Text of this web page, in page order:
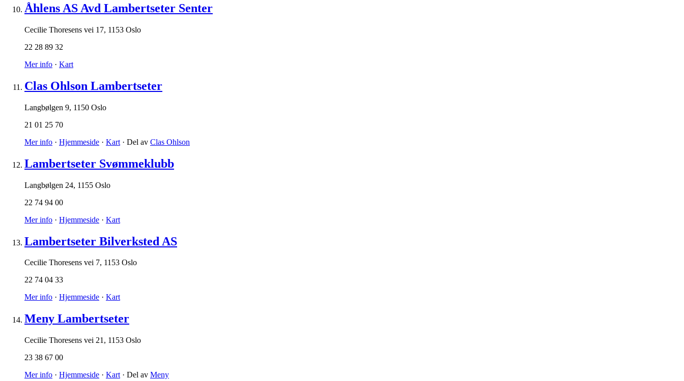
Åhlens AS Avd Lambertseter Senter
Cecilie Thoresens vei 17, 1153 Oslo
22 28 89 32
Mer info · Kart
Clas Ohlson Lambertseter
Langbølgen 9, 1150 Oslo
21 01 25 70
Mer info · Hjemmeside · Kart · Del av Clas Ohlson
Lambertseter Svømmeklubb
Langbølgen 24, 1155 Oslo
22 74 94 00
Mer info · Hjemmeside · Kart
Lambertseter Bilverksted AS
Cecilie Thoresens vei 7, 1153 Oslo
22 74 04 33
Mer info · Hjemmeside · Kart
Meny Lambertseter
Cecilie Thoresens vei 21 , 1153 Oslo
23 38 67 00
Mer info · Hjemmeside · Kart · Del av Meny